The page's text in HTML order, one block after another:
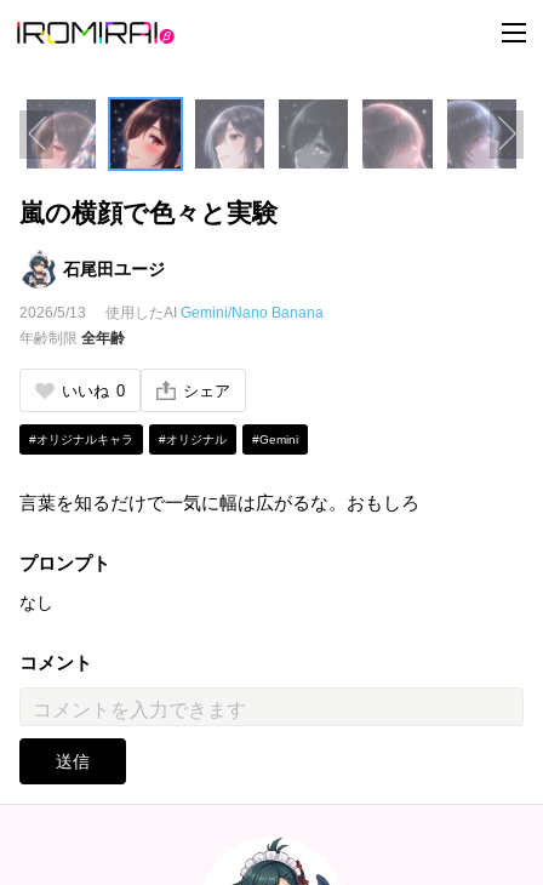
t
o
l
n
a
v
嵐の横顔で色々と実験
石尾田ユージ
2026/5/13 使用したAI Gemini/Nano Banana
年齢制限 全年齢
いいね 0 シェア
#オリジナルキャラ #オリジナル #Gemini
言葉を知るだけで一気に幅は広がるな。おもしろ
プロンプト
なし
コメント
送信